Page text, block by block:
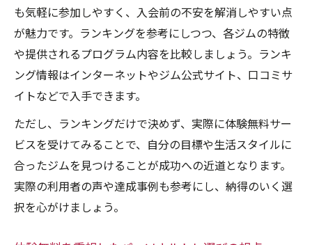
も気軽に参加しやすく、入会前の不安を解消しやすい点
が魅力です。ランキングを参考にしつつ、各ジムの特徴
や提供されるプログラム内容を比較しましょう。ランキ
ング情報はインターネットやジム公式サイト、口コミサ
イトなどで入手できます。
ただし、ランキングだけで決めず、実際に体験無料サー
ビスを受けてみることで、自分の目標や生活スタイルに
合ったジムを見つけることが成功への近道となります。
実際の利用者の声や達成事例も参考にし、納得のいく選
択を心がけましょう。